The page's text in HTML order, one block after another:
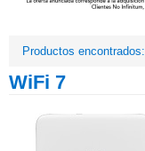
Productos
WiFi 7